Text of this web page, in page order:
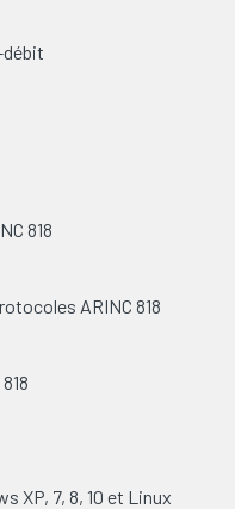
818
ARINC 818
XP, 7, 8, 10 et Linux